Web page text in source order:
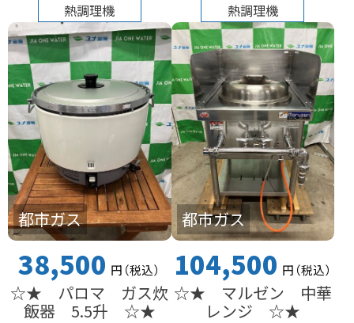
熱調理機 熱調理機
都市ガス
38,500 円（税込）
☆★ パロマ ガス炊
飯器 5.5升 ☆★
都市ガス
104,500 円（税込）
☆★ マルゼン 中華
レンジ ☆★